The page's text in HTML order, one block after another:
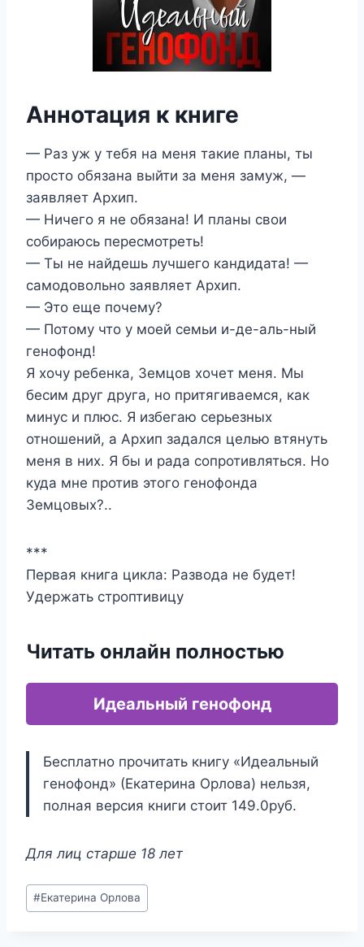
Аннотация к книге
— Раз уж у тебя на меня такие планы, ты
просто обязана выйти за меня замуж, —
заявляет Архип.
— Ничего я не обязана! И планы свои
собираюсь пересмотреть!
— Ты не найдешь лучшего кандидата! —
самодовольно заявляет Архип.
— Это еще почему?
— Потому что у моей семьи и-де-аль-ный
генофонд!
Я хочу ребенка, Земцов хочет меня. Мы
бесим друг друга, но притягиваемся, как
минус и плюс. Я избегаю серьезных
отношений, а Архип задался целью втянуть
меня в них. Я бы и рада сопротивляться. Но
куда мне против этого генофонда
Земцовых?..
***
Первая книга цикла: Развода не будет!
Удержать строптивицу
Читать онлайн полностью
Идеальный генофонд
Бесплатно прочитать книгу «Идеальный
генофонд» (Екатерина Орлова) нельзя,
полная версия книги стоит 149.0руб.
Для лиц старше 18 лет
Метки
записи:
#Екатерина Орлова